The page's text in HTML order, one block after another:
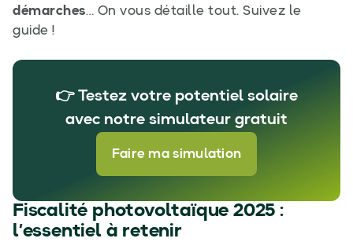
démarches… On vous détaille tout. Suivez le
guide !
👉 Testez votre potentiel solaire
avec notre simulateur gratuit
Faire ma simulation
Fiscalité photovoltaïque 2025 :
l’essentiel à retenir